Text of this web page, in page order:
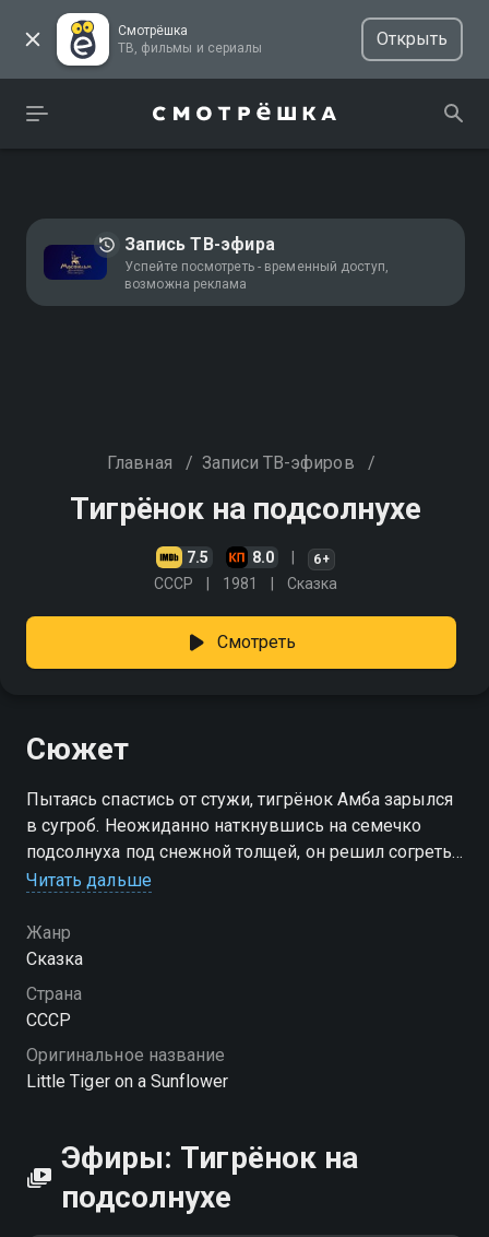
Смотрёшка
ТВ, фильмы и сериалы
Открыть
Запись ТВ-эфира
Успейте посмотреть - временный доступ,
возможна реклама
Главная / Записи ТВ-эфиров /
Тигрёнок на подсолнухе
7.5 8.0 6+
СССР 1981 Сказка
Смотреть
Сюжет
Пытаясь спастись от стужи, тигрёнок Амба зарылся
в сугроб. Неожиданно наткнувшись на семечко
подсолнуха под снежной толщей, он решил согреть
его теплом своего меха…
Читать дальше
Жанр
Сказка
Страна
СССР
Оригинальное название
Little Tiger on a Sunflower
Эфиры: Тигрёнок на
подсолнухе